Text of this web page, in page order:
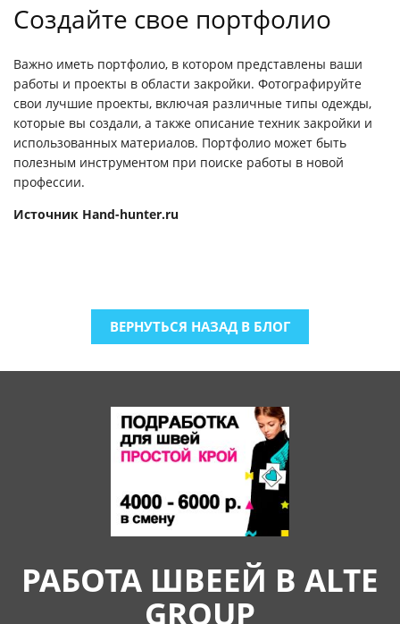
Создайте свое портфолио
Важно иметь портфолио, в котором представлены ваши
работы и проекты в области закройки. Фотографируйте
свои лучшие проекты, включая различные типы одежды,
которые вы создали, а также описание техник закройки и
использованных материалов. Портфолио может быть
полезным инструментом при поиске работы в новой
профессии.
Источник Hand-hunter.ru
ВЕРНУТЬСЯ НАЗАД В БЛОГ
РАБОТА ШВЕЕЙ В ALTE
GROUP